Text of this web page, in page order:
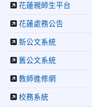
場】 師生家長齊聚一堂 共
譜「時光樂章．經典再
現」
2026-06-16
更生新聞網：
中正國小創校70週年「游
飛揚」才藝晚會登場
2026-06-10 教育廣播電
台：揮別童年迎向青春 中
正國小畢業師生自製畢
曲
花蓮親師生平台
花蓮處務公告
新公文系統
舊公文系統
教師進修網
校務系統